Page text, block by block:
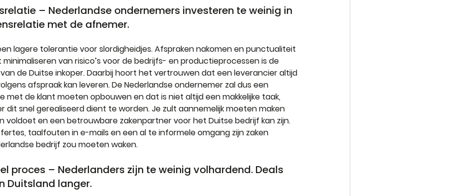
– Nederlandse ondernemers investeren te weinig in
met de afnemer.
lagere tolerantie voor slordigheidjes. Afspraken nakomen en punctualiteit
minimaliseren van risico’s voor de bedrijfs- en productieprocessen is de
de Duitse inkoper. Daarbij hoort het vertrouwen dat een leverancier altijd
afspraak kan leveren. De Nederlandse ondernemer zal dus een
met de klant moeten opbouwen en dat is niet altijd een makkelijke taak,
dit snel gerealiseerd dient te worden. Je zult aannemelijk moeten maken
voldoet en een betrouwbare zakenpartner voor het Duitse bedrijf kan zijn.
taalfouten in e-mails en een al te informele omgang zijn zaken
bedrijf zou moeten waken.
proces – Nederlanders zijn te weinig volhardend. Deals
Duitsland langer.